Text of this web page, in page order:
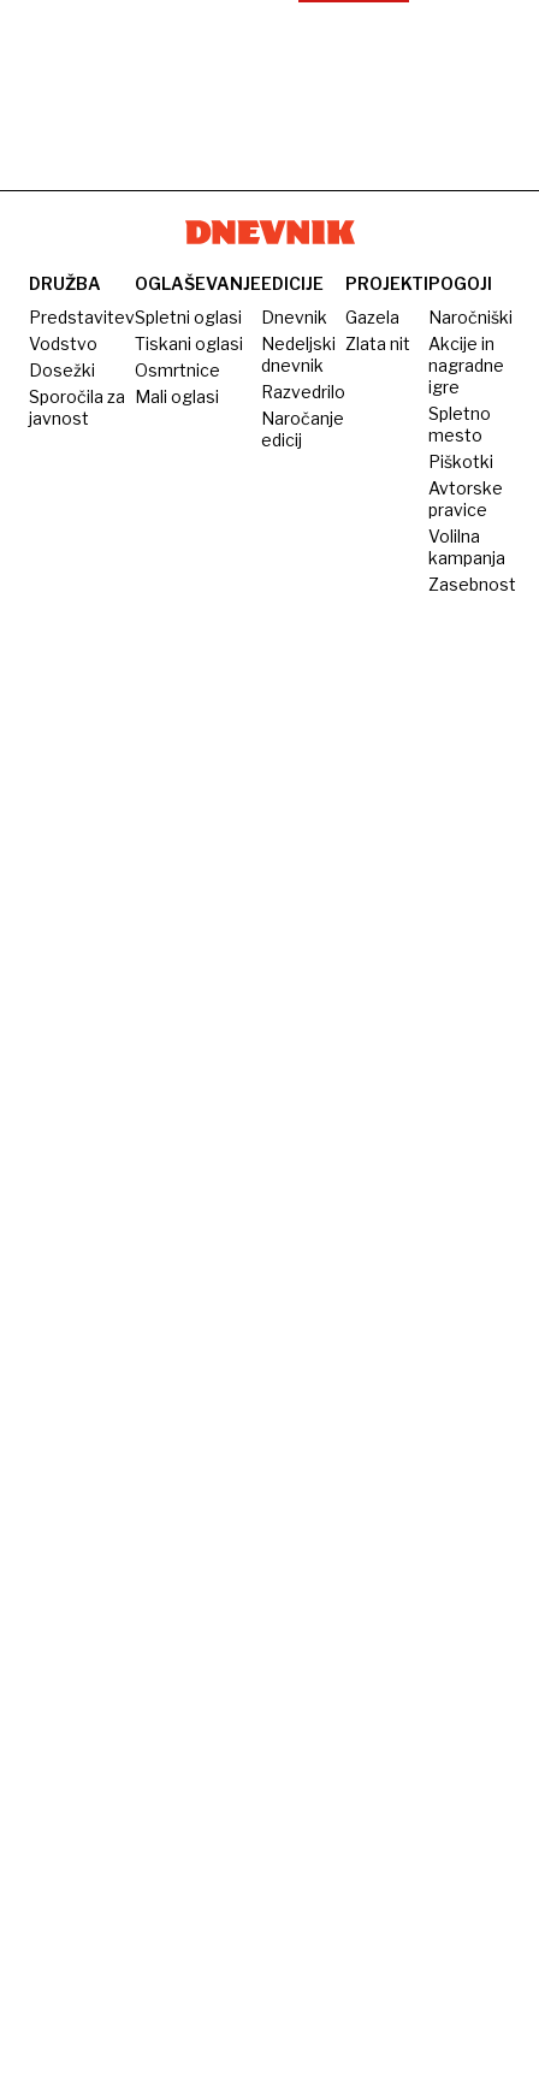
DRUŽBA
Predstavitev
Vodstvo
Dosežki
Sporočila za
javnost
OGLAŠEVANJE
Spletni oglasi
Tiskani oglasi
Osmrtnice
Mali oglasi
EDICIJE
Dnevnik
Nedeljski
dnevnik
Razvedrilo
Naročanje
edicij
PROJEKTI
Gazela
Zlata nit
POGOJI
Naročniški
Akcije in
nagradne
igre
Spletno
mesto
Piškotki
Avtorske
pravice
Volilna
kampanja
Zasebnost